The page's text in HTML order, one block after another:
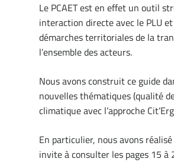
Le PCAET est en effet un outil
interaction directe avec le PLU
démarches territoriales de la
l’ensemble des acteurs.
Nous avons construit ce guide
nouvelles thématiques (qualité
climatique avec l’approche
En particulier, nous avons
invite à consulter les pages 15 à